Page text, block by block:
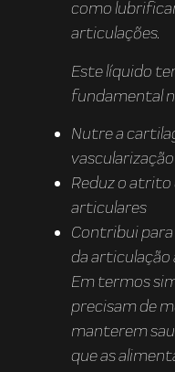
como
articulações.
Este líquido
fundamental
Nutre a
Reduz o
articulares
Contribui
da articulação
Em termos
precisam de
manterem
que as